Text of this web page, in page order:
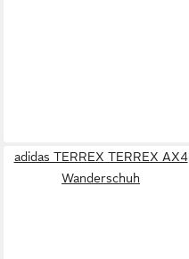
adidas TERREX TERREX AX4
Wanderschuh